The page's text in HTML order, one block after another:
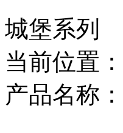
城堡系列
当前位置：
产品名称